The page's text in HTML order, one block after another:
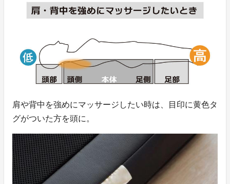
肩や背中を強めにマッサージしたい時は、目印に黄色タ
グがついた方を頭に。